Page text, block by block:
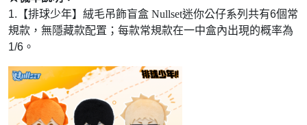
1.【排球少年】 絨毛吊飾盲盒 Nullset迷你公仔系列共有6個常
規款，無隱藏款配置；每款常規款在一中盒內出現的概率為
1/6。